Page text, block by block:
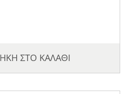
ΣΤΟ ΚΑΛΑΘΙ